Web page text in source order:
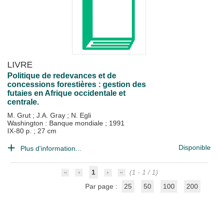
LIVRE
Politique de redevances et de
concessions forestières : gestion des
futaies en Afrique occidentale et
centrale.
M. Grut ; J.A. Gray ; N. Egli
Washington : Banque mondiale ; 1991
IX-80 p. ; 27 cm
Plus d'information... Disponible
1
(1 - 1 / 1)
Par page :
25 50 100 200